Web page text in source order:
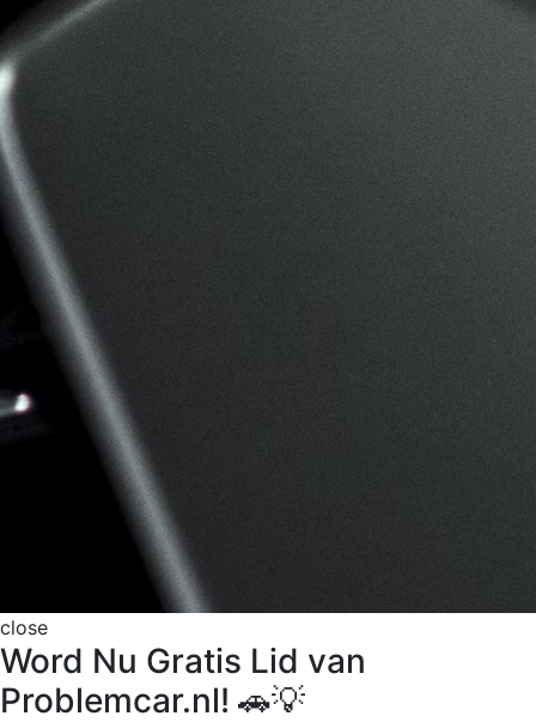
close
Word Nu Gratis Lid van
Problemcar.nl! 🚗💡